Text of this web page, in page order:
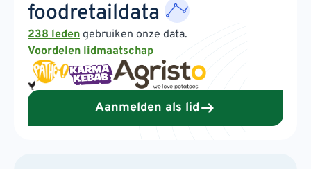
foodretaildata
238 leden gebruiken onze data.
Voordelen lidmaatschap
Aanmelden als lid